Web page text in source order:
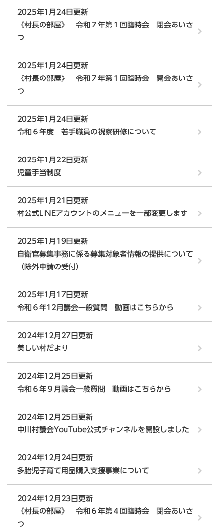
2025年1月24日更新
《村長の部屋》 令和７年第１回臨時会 閉会あいさ
つ
2025年1月24日更新
《村長の部屋》 令和７年第１回臨時会 開会あいさ
つ
2025年1月24日更新
令和６年度 若手職員の視察研修について
2025年1月22日更新
児童手当制度
2025年1月21日更新
村公式LINEアカウントのメニューを一部変更します
2025年1月19日更新
自衛官募集事務に係る募集対象者情報の提供について
（除外申請の受付）
2025年1月17日更新
令和６年12月議会一般質問 動画はこちらから
2024年12月27日更新
美しい村だより
2024年12月25日更新
令和６年９月議会一般質問 動画はこちらから
2024年12月25日更新
中川村議会YouTube公式チャンネルを開設しました
2024年12月24日更新
多胎児子育て用品購入支援事業について
2024年12月23日更新
《村長の部屋》 令和６年第４回臨時会 閉会あいさ
つ